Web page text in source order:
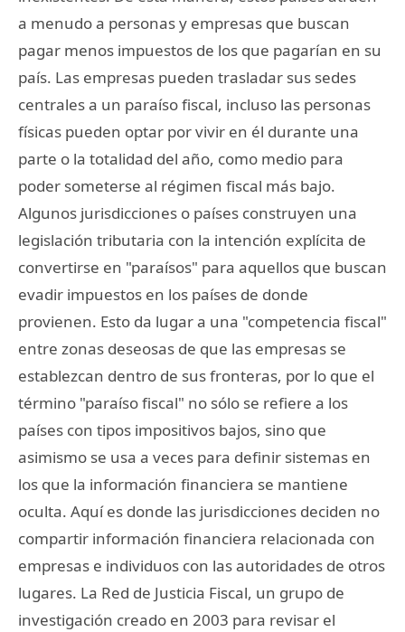
a menudo a personas y empresas que buscan
pagar menos impuestos de los que pagarían en su
país. Las empresas pueden trasladar sus sedes
centrales a un paraíso fiscal, incluso las personas
físicas pueden optar por vivir en él durante una
parte o la totalidad del año, como medio para
poder someterse al régimen fiscal más bajo.
Algunos jurisdicciones o países construyen una
legislación tributaria con la intención explícita de
convertirse en "paraísos" para aquellos que buscan
evadir impuestos en los países de donde
provienen. Esto da lugar a una "competencia fiscal"
entre zonas deseosas de que las empresas se
establezcan dentro de sus fronteras, por lo que el
término "paraíso fiscal" no sólo se refiere a los
países con tipos impositivos bajos, sino que
asimismo se usa a veces para definir sistemas en
los que la información financiera se mantiene
oculta. Aquí es donde las jurisdicciones deciden no
compartir información financiera relacionada con
empresas e individuos con las autoridades de otros
lugares. La Red de Justicia Fiscal, un grupo de
investigación creado en 2003 para revisar el